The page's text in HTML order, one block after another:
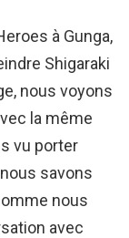
à Gunga,
Shigaraki
nous voyons
la même
vu porter
savons
nous
avec